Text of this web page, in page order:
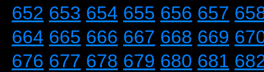
652 653 654 655 656 657
664 665 666 667 668 669
676 677 678 679 680 681